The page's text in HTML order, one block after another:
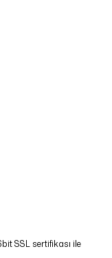
SSL sertifikası ile